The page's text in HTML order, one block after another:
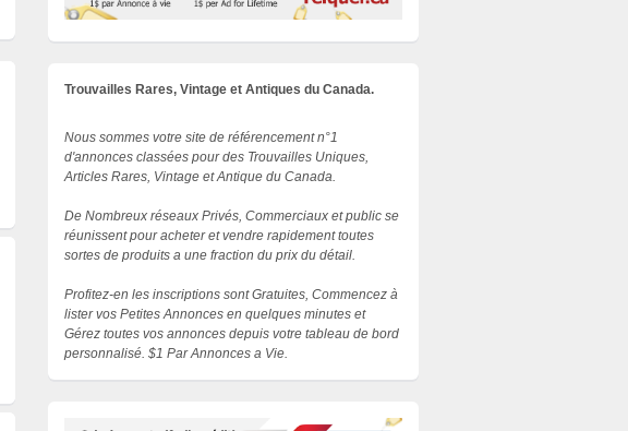
Trouvailles Rares, Vintage et Antiques du Canada.
Nous sommes votre site de référencement n°1
d'annonces classées pour des Trouvailles Uniques,
Articles Rares, Vintage et Antique du Canada.
De Nombreux réseaux Privés, Commerciaux et public se
réunissent pour acheter et vendre rapidement toutes
sortes de produits a une fraction du prix du détail.
Profitez-en les inscriptions sont Gratuites, Commencez à
lister vos Petites Annonces en quelques minutes et
Gérez toutes vos annonces depuis votre tableau de bord
personnalisé. $1 Par Annonces a Vie.